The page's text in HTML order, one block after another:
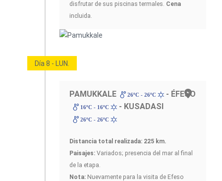
disfrutar de sus piscinas termales. Cena
incluida.
Día 8 - LUN.
PAMUKKALE 26ºC - 26ºC - ÉFESO
16ºC - 16ºC - KUSADASI
26ºC - 26ºC
Distancia total realizada: 225 km.
Paisajes: Variados; presencia del mar al final
de la etapa.
Nota: Nuevamente para la visita de Efeso